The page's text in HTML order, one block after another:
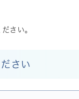
さい。
さい